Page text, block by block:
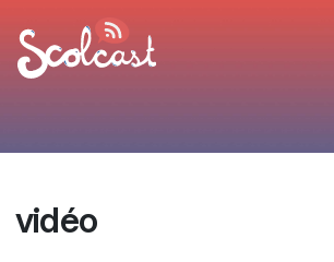
vidéo